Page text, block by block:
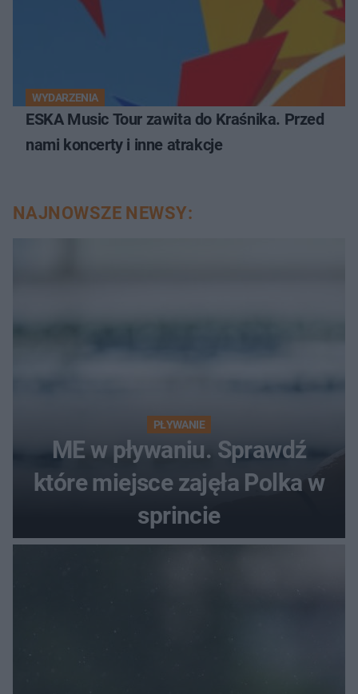
WYDARZENIA
ESKA Music Tour zawita do Kraśnika. Przed
nami koncerty i inne atrakcje
NAJNOWSZE NEWSY:
PŁYWANIE
ME w pływaniu. Sprawdź
które miejsce zajęła Polka w
sprincie